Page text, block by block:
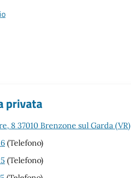
privata
8 37010 Brenzone sul Garda (VR)
(Telefono)
(Telefono)